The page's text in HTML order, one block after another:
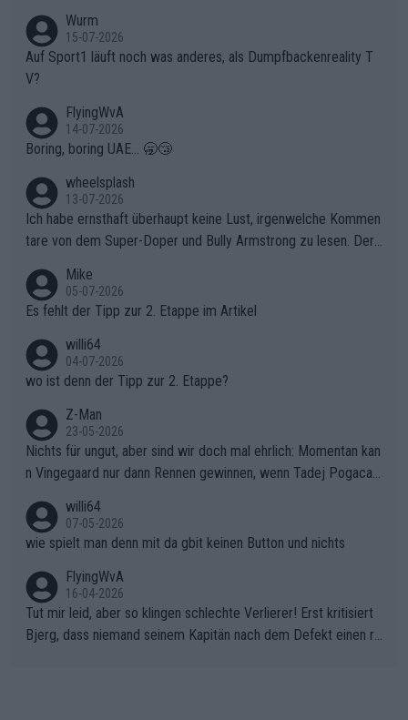
Wurm
15-07-2026
Auf Sport1 läuft noch was anderes, als Dumpfbackenreality T
V?
FlyingWvA
14-07-2026
Boring, boring UAE... 🥱😴
wheelsplash
13-07-2026
Ich habe ernsthaft überhaupt keine Lust, irgenwelche Kommen
tare von dem Super-Doper und Bully Armstrong zu lesen. Der
r die gehört nicht in dieses Medium!
Mike
05-07-2026
Es fehlt der Tipp zur 2. Etappe im Artikel
willi64
04-07-2026
wo ist denn der Tipp zur 2. Etappe?
Z-Man
23-05-2026
Nichts für ungut, aber sind wir doch mal ehrlich: Momentan kan
n Vingegaard nur dann Rennen gewinnen, wenn Tadej Pogacar
willi64
07-05-2026
wie spielt man denn mit da gbit keinen Button und nichts
FlyingWvA
16-04-2026
Tut mir leid, aber so klingen schlechte Verlierer! Erst kritisiert
Bjerg, dass niemand seinem Kapitän nach dem Defekt einen ro